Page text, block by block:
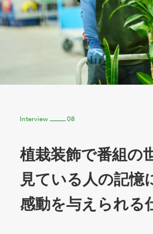
Interview 08
植栽装飾で番組の
見ている人の記憶
感動を与えられる